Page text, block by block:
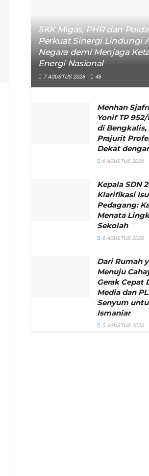
SKK Migas, PHR dan
Perkuat Sinergi Lindungi
Negara demi Menjaga
Energi Nasional
7 AGUSTUS 2026 46
Menhan
Yonif TP
di Bengkalis,
Prajurit
Dekat
6 AGUSTUS 2026
Kepala SDN
Klarifikasi
Pedagang:
Menata
Sekolah
6 AGUSTUS 2026
Dari Rumah
Menuju
Gerak Cepat
Media dan
Senyum
Ismaniar
5 AGUSTUS 2026